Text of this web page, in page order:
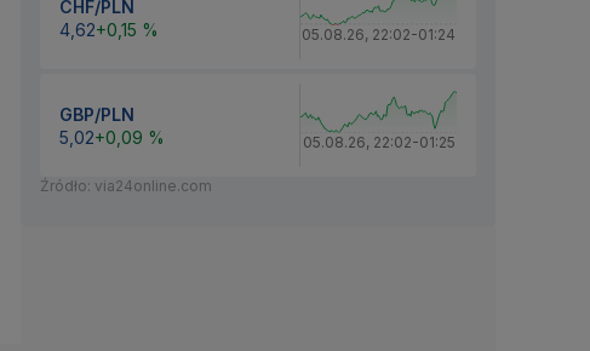
CHF/PLN
4,62+0,15 % 05.08.26, 22:02-01:24
GBP/PLN
5,02+0,09 % 05.08.26, 22:02-01:25
Źródło: via24online.com